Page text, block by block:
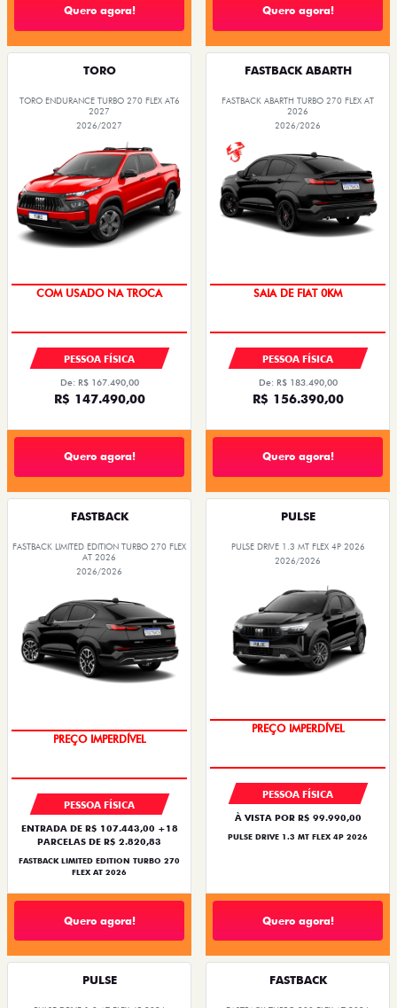
Quero agora! Quero agora!
TORO
TORO ENDURANCE TURBO 270 FLEX AT6
2027
2026/2027
COM USADO NA TROCA
PESSOA FÍSICA
De: R$ 167.490,00
R$ 147.490,00
Quero agora!
FASTBACK ABARTH
FASTBACK ABARTH TURBO 270 FLEX AT
2026
2026/2026
SAIA DE FIAT 0KM
PESSOA FÍSICA
De: R$ 183.490,00
R$ 156.390,00
Quero agora!
FASTBACK
FASTBACK LIMITED EDITION TURBO 270 FLEX
AT 2026
2026/2026
PREÇO IMPERDÍVEL
PESSOA FÍSICA
ENTRADA DE R$ 107.443,00 +18
PARCELAS DE R$ 2.820,83
FASTBACK LIMITED EDITION TURBO 270
FLEX AT 2026
Quero agora!
PULSE
PULSE DRIVE 1.3 MT FLEX 4P 2026
2026/2026
PREÇO IMPERDÍVEL
PESSOA FÍSICA
À VISTA POR R$ 99.990,00
PULSE DRIVE 1.3 MT FLEX 4P 2026
Quero agora!
PULSE FASTBACK